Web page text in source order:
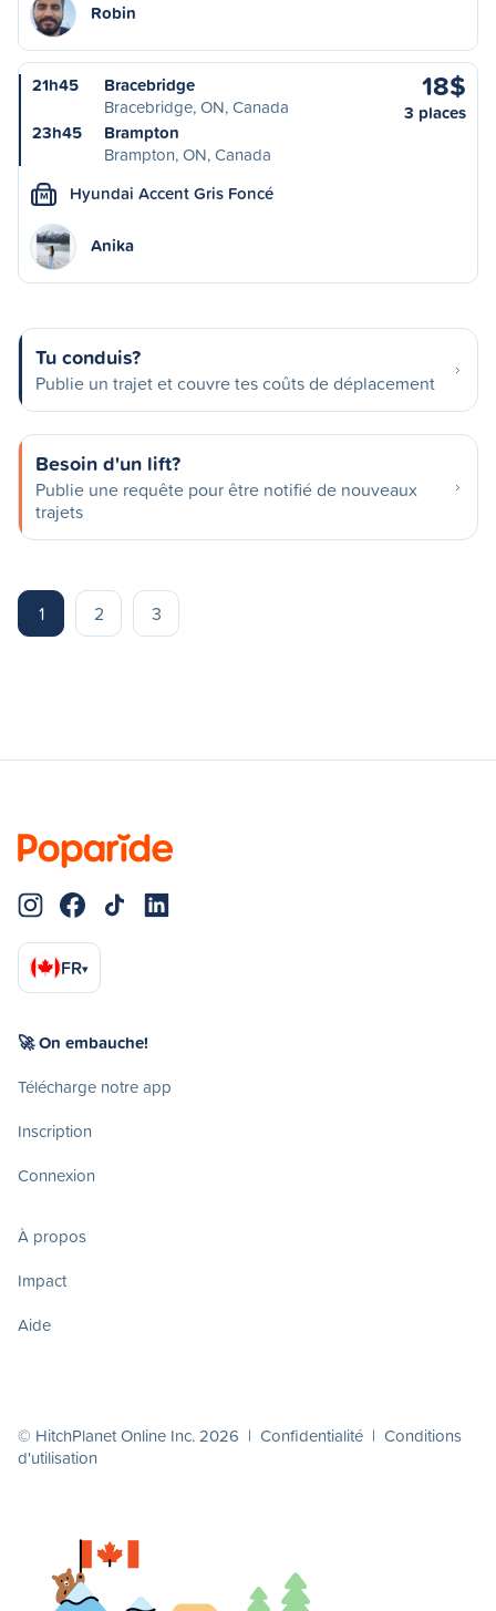
Robin
21h45
Bracebridge
Bracebridge, ON, Canada
23h45
Brampton
Brampton, ON, Canada
18$
3 places
M Hyundai Accent Gris Foncé
Anika
Tu conduis?
Publie un trajet et couvre tes coûts de déplacement
Besoin d'un lift?
Publie une requête pour être notifié de nouveaux
trajets
1 2 3
FR▾
🚀 On embauche!
Télécharge notre app
Inscription
Connexion
À propos
Impact
Aide
© HitchPlanet Online Inc. 2026 | Confidentialité | Conditions
d'utilisation